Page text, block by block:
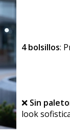
4 bolsillos:
❌ Sin
look